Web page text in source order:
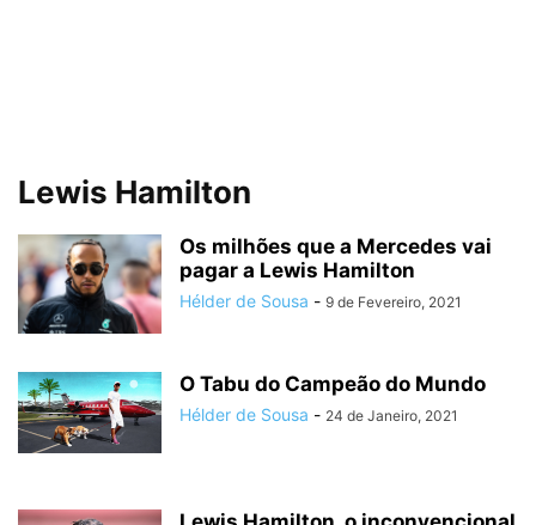
Lewis Hamilton
Os milhões que a Mercedes vai
pagar a Lewis Hamilton
Hélder de Sousa - 9 de Fevereiro, 2021
O Tabu do Campeão do Mundo
Hélder de Sousa - 24 de Janeiro, 2021